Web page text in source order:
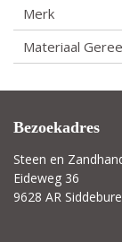
Merk
Materiaal
Bezoekadres
Steen en
Eideweg 36
9628 AR